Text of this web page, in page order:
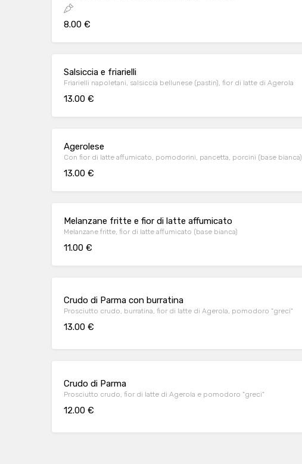
8.00 €
Salsiccia e friarielli
Friarielli napoletani, salsiccia bellunese (pastin), fior di latte di Agerola
13.00 €
Agerolese
Con fior di latte affumicato, pomodorini, pancetta, porcini (base bianca)
13.00 €
Melanzane fritte e fior di latte affumicato
Melanzane fritte, fior di latte affumicato (base bianca)
11.00 €
Crudo di Parma con burratina
Prosciutto crudo, burratina, fior di latte di Agerola, pomodoro "greci"
13.00 €
Crudo di Parma
Prosciutto crudo, fior di latte di Agerola e pomodoro "greci"
12.00 €